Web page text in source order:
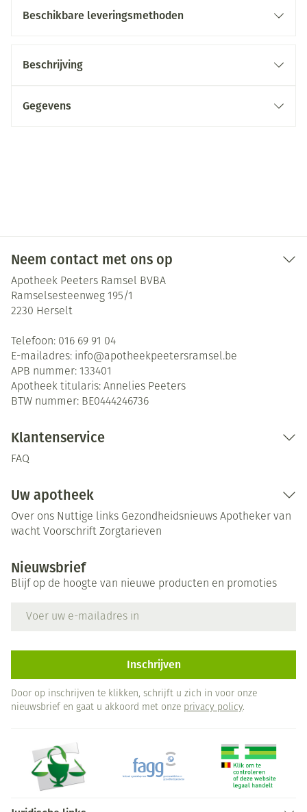
Beschikbare leveringsmethoden
Beschrijving
Gegevens
Neem contact met ons op
Apotheek Peeters Ramsel BVBA
Ramselsesteenweg 195/1
2230 Herselt
Telefoon: 016 69 91 04
E-mailadres: info@apotheekpeetersramsel.be
APB nummer: 133401
Apotheek titularis: Annelies Peeters
BTW nummer: BE0444246736
Klantenservice
FAQ
Uw apotheek
Over ons Nuttige links Gezondheidsnieuws Apotheker van
wacht Voorschrift Zorgtarieven
Nieuwsbrief
Blijf op de hoogte van nieuwe producten en promoties
Inschrijven
Door op inschrijven te klikken, schrijft u zich in voor onze
nieuwsbrief en gaat u akkoord met onze privacy policy.